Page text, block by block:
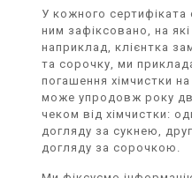
У кожного сертифіката
ним зафіксовано, на
наприклад, клієнтка
та сорочку, ми
погашення хімчистки на
може упродовж року
чеком від хімчистки:
догляду за сукнею,
догляду за сорочкою.